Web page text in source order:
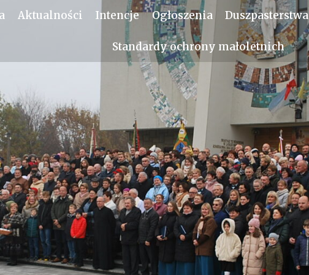
Aktualności Intencje Ogłoszenia Duszpasterstwa
Standardy ochrony małoletnich